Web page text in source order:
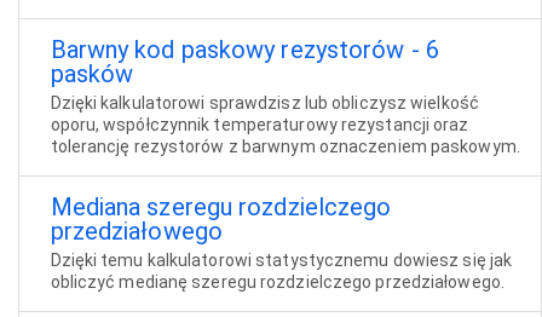
Barwny kod paskowy rezystorów - 6
pasków
Dzięki kalkulatorowi sprawdzisz lub obliczysz wielkość
oporu, współczynnik temperaturowy rezystancji oraz
tolerancję rezystorów z barwnym oznaczeniem paskowym.
Mediana szeregu rozdzielczego
przedziałowego
Dzięki temu kalkulatorowi statystycznemu dowiesz się jak
obliczyć medianę szeregu rozdzielczego przedziałowego.